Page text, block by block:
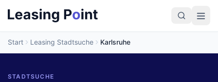
Start Leasing Stadtsuche Karlsruhe
STADTSUCHE